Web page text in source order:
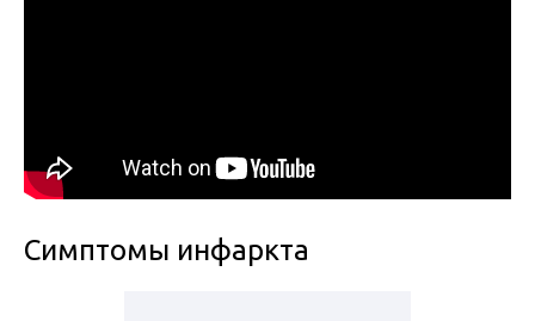
Симптомы инфаркта